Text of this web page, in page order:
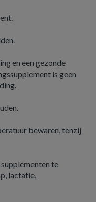
en een gezonde
is geen
bewaren, tenzij
te
lactatie,